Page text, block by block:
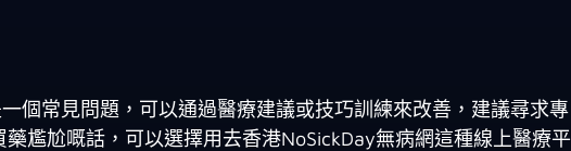
個常見問題，可以通過醫療建議或技巧訓練來改善，建議尋求專
尷尬嘅話，可以選擇用去香港NoSickDay無病網這種線上醫療平